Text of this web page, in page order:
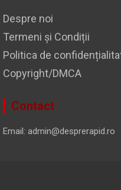
Despre noi
Termeni și Condiții
Politica de
Copyright/DMCA
Contact
Email: admin@desprerapid.ro